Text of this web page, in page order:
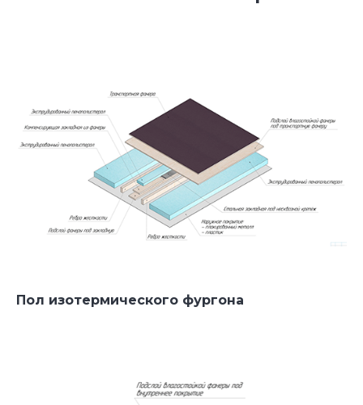
Пол изотермического фургона
Видео обзоры реализованных проектов с
размерами и стоимостью от руководителя!